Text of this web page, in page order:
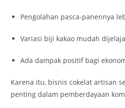
Pengolahan pasca-panennya
Variasi biji kakao mudah
Ada dampak positif bagi
Karena itu, bisnis cokelat artisan
penting dalam pemberdayaan